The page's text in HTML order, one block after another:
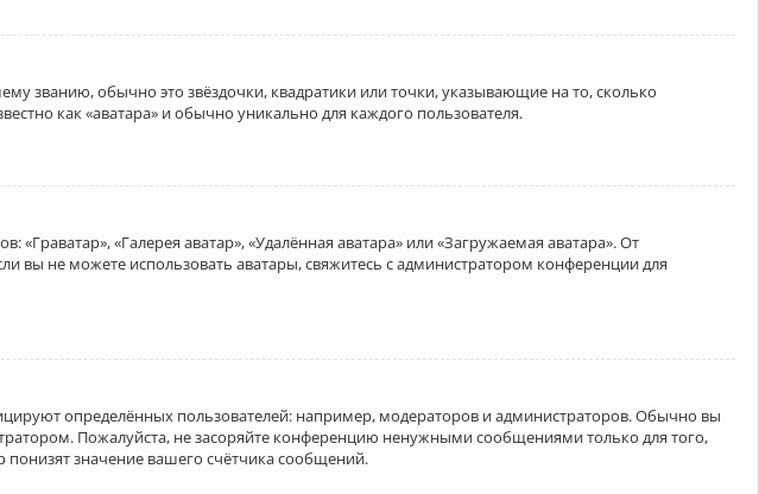
званию, обычно это звёздочки, квадратики или точки, указывающие на то, сколько
как «аватара» и обычно уникально для каждого пользователя.
«Галерея аватар», «Удалённая аватара» или «Загружаемая аватара». От
вы не можете использовать аватары, свяжитесь с администратором конференции для
определённых пользователей: например, модераторов и администраторов. Обычно вы
Пожалуйста, не засоряйте конференцию ненужными сообщениями только для того,
значение вашего счётчика сообщений.